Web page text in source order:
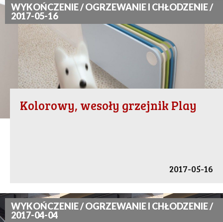
WYKOŃCZENIE / OGRZEWANIE I CHŁODZENIE /
2017-05-16
Kolorowy, wesoły grzejnik Play
2017-05-16
WYKOŃCZENIE / OGRZEWANIE I CHŁODZENIE /
2017-04-04